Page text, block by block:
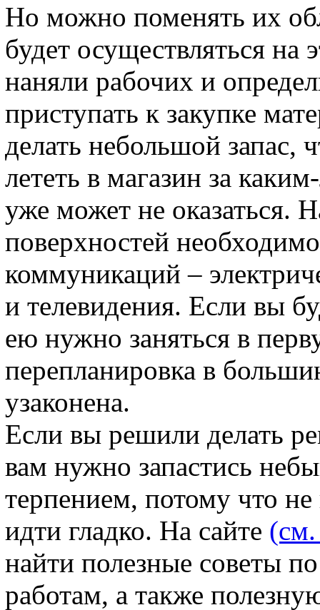
Но можно поменять их
будет осуществляться на
наняли рабочих и
приступать к закупке
делать небольшой
лететь в магазин за
уже может не оказаться.
поверхностей
коммуникаций –
и телевидения. Если вы
ею нужно заняться в
перепланировка в
узаконена.
Если вы решили делать
вам нужно запастись
терпением, потому что не
идти гладко. На сайте (см.
найти полезные советы
работам, а также